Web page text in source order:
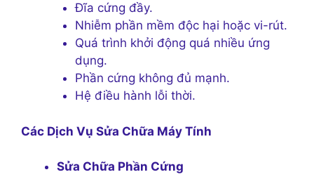
Đĩa cứng đầy.
Nhiễm phần mềm độc hại hoặc vi-rút.
Quá trình khởi động quá nhiều ứng
dụng.
Phần cứng không đủ mạnh.
Hệ điều hành lỗi thời.
Các Dịch Vụ Sửa Chữa Máy Tính
Sửa Chữa Phần Cứng